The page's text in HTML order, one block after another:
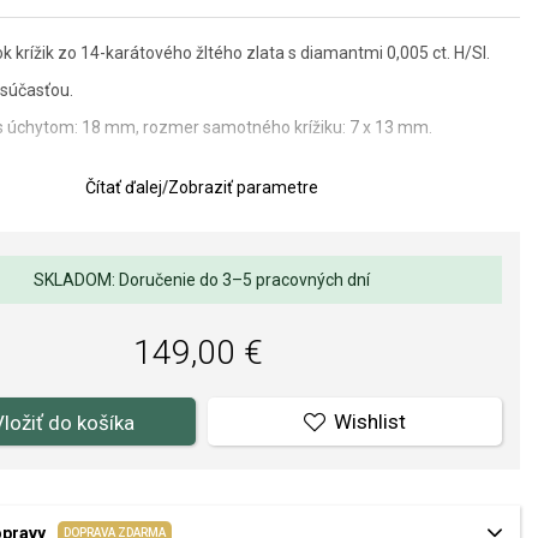
krížik zo 14-karátového žltého zlata s diamantmi 0,005 ct. H/SI.
súčasťou.
úchytom: 18 mm, rozmer samotného krížiku: 7 x 13 mm.
Čítať ďalej/Zobraziť parametre
SKLADOM: Doručenie do 3–5 pracovných dní
149,00 €
do košíka Wishlist
DOPRAVA ZDARMA